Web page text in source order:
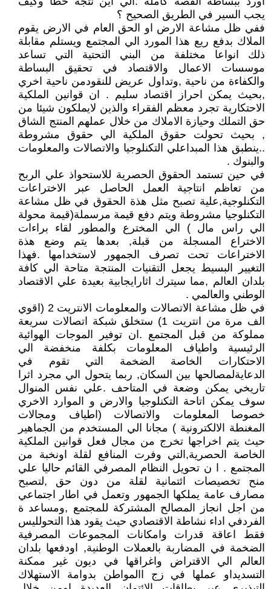
يجب السير في الطريق الصحيح ؟
ففي ظل مشاعة الارض او الحق العام في الارض يقوم
الملاك بدفع ريع هذا المورد الي المجتمع ويستلم مقابلة
ذلك انواعا مختلفة من البني التحتية التي تساعد
موسسات الاعمال والاقتصاد في تحقيق البساطة
والكفاءة من ناحية ,وتداول عريض للنقودمن ناحية اخري
,بحيث يمكن احراز اقتصاد سليم . ان قوانين الملكية
الاحتكارية تجرد معظم الفقراء والذين لايملكون شيئا من
حق التملك وحيازة الاملاك من خلال عملهم المنتج الشاق
, بحيث تحولت حقوق الملكية الي حقوق مشروطة
..ينطبق هذا المبداعلي التكنلوجيا والاتصالات والمعلومات
والبنوك .
في حين تستمد الحقوق الحصرية للاستحواذ علي الربح
من تعاظم انتاجية العمل الحاصل عبر الاختراعات
التكنلوجية,علية تصبح مثل هذة الحقوق في ظل مشاعة
التكنلوجيا مشروطة ويتم دفع قيمة مرسملة(قيمة محولة
الي راس مال ) الي المخترع والمطور لقاء براءات
الاختراع المسجلة من قبلة, بعدها يتم وضع هذة
الاختراعات تحت تصرف الجمهور لاستخدامها .فهذا
التغيير البسيط يجعل التقنيات المنتجة متاحة الي كافة
بلدان العالم ,مما سيترك اثارايجابية بعيدة علي الاقتصاد
الوطني والعالمي .
في ظل مشاعة الاتصالات والمعلومات الانتريت 2 (اقوي
الف مرة من انتريت 1) ستخلق شبكة اتصالات سريعة
مملوكة من قبل المجتمع .ان توفير الموجات الهوائية
الرئيسية واطياف المعلومات بكلفة منخفضة الي
الاحتكارات الخاصة الضخمة التي تقوم في
الدعايةلمصالحها بين السكان, ربما يتحول الي مجرد اثرا
تاريخي يمكن وضعة في المتاحف .علي نفس المنوال
سوف يمكن اتاحة التكنلوجيا والارض و الموارد الاخري
خصوصا المعلومات والاتصالات (اطياف ومجالات
المغنطة الالكترونية ) مجانا الي المستخدم من الجماهير
حيث يتم اخراجها تخرج من مجال فعل قوانين الملكية
الخاصة الحصرية,التي وفرت المنافع لقلة اونخبة من
المجتمع . ا ن تحويل النظام المصرفي القائم حاليا علي
منح تخصيصات ائتمانية لقلة من دون حق ,لتصبح
مصارف عامة يملكها الجمهور وتعمل في اطار اجتماعي
من اجل انجاز المصالح المشتركة للمجتمع ,ومساعد ة
الفردفي اداء نشاطة الاقتصادي حيث يقود هذا التحولليس
فقط اعاقة قدرات وامكانات المجموعات المصرفية
الضخمة في المضاربة بالعملات الوطنية, اودفعها بلدان
العالم الي الاقتراض واغراقها في ديون غير ممكنة
التسديداو عملها في زج االمواطن بدوامة الاستهلاك